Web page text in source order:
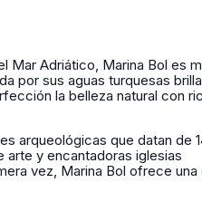
Mar Adriático, Marina Bol es
por sus aguas turquesas
la belleza natural con
arqueológicas que datan de
arte y encantadoras iglesias
vez, Marina Bol ofrece una